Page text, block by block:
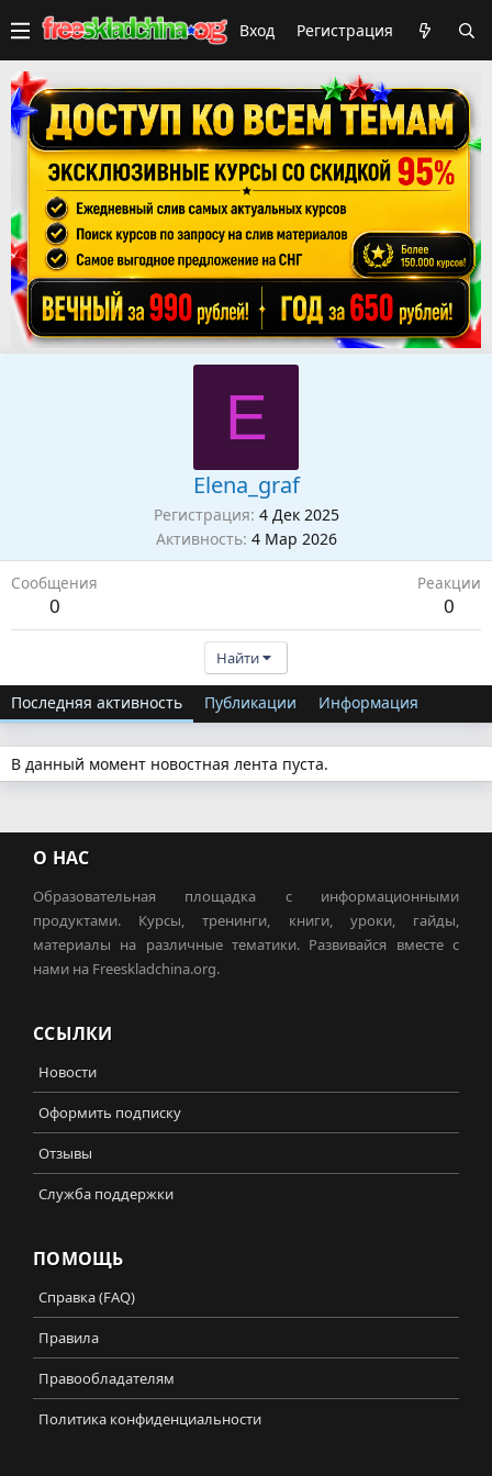
Вход Регистрация
E
Elena_graf
Регистрация 4 Дек 2025
Активность 4 Мар 2026
Сообщения
0
Реакции
0
Найти
Последняя активность Публикации Информация
В данный момент новостная лента пуста.
О НАС
Образовательная площадка с информационными
продуктами. Курсы, тренинги, книги, уроки, гайды,
материалы на различные тематики. Развивайся вместе с
нами на Freeskladchina.org.
ССЫЛКИ
Новости
Оформить подписку
Отзывы
Служба поддержки
ПОМОЩЬ
Справка (FAQ)
Правила
Правообладателям
Политика конфиденциальности